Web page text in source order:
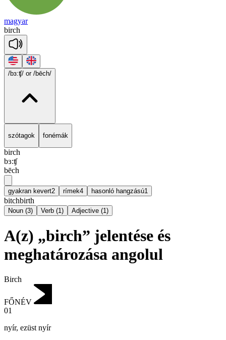
magyar
birch
/bɜ:ʧ/ or /bēch/
szótagok fonémák
birch
bɜ:ʧ
bēch
gyakran kevert2 rímek4 hasonló hangzású1
bitchbirth
Noun (3) Verb (1) Adjective (1)
A(z) „birch” jelentése és
meghatározása angolul
Birch
FŐNÉV
01
nyír, ezüst nyír